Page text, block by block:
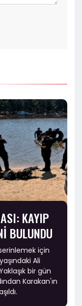
KAYIP
BULUNDU
için
Ali
bir gün
Karakan'ın